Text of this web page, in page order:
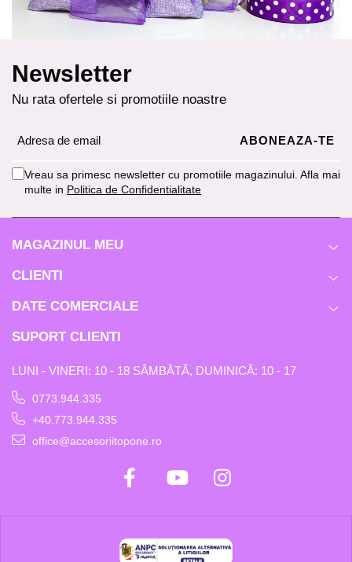
Newsletter
Nu rata ofertele si promotiile noastre
Vreau sa primesc newsletter cu promotiile magazinului. Afla mai
multe in Politica de Confidentialitate
MAGAZINUL MEU
CLIENTI
DATE COMERCIALE
SUPORT CLIENTI
LUNI - VINERI: 10 - 18 SÂMBĂTĂ, DUMINICĂ: 10 - 17
0773.944.335
+40.773.944.335
office@accesoriitopone.ro